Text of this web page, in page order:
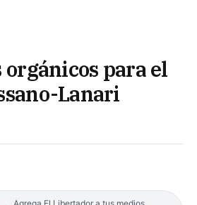
orgánicos para el
Lanari